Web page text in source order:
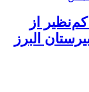
از
البرز